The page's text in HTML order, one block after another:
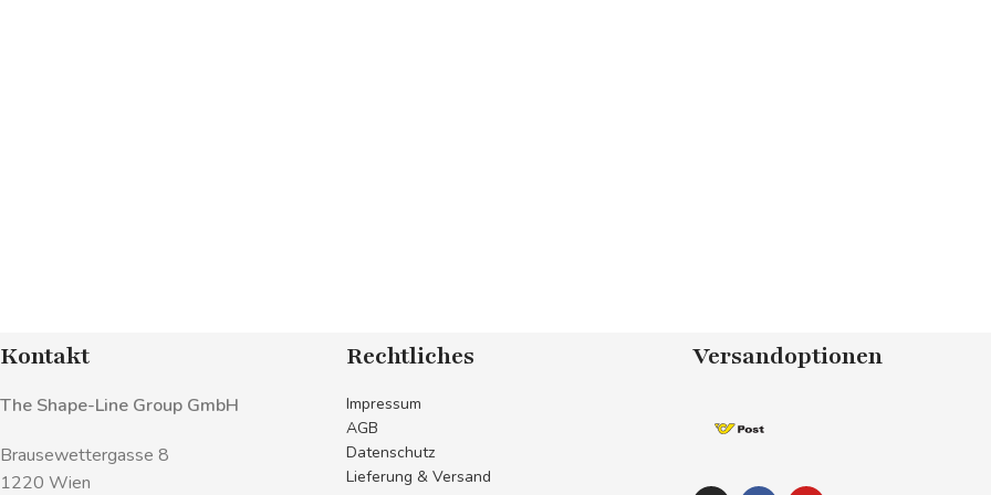
Kontakt
The Shape-Line Group GmbH
Brausewettergasse 8
1220 Wien
Rechtliches
Impressum
AGB
Datenschutz
Lieferung & Versand
Versandoptionen